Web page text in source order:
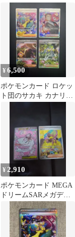
¥6,500
ポケモンカード ロケッ
ト団のサカキ カナリィ
¥ 2,910
ポケモンカード MEGA
ドリームSARメガディ
アンシーex SR カナリ